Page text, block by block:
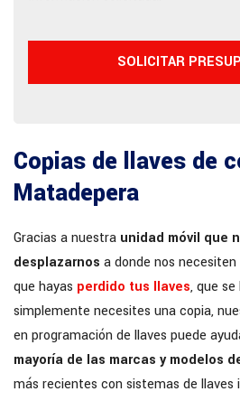
Copias de llaves de
Matadepera
Gracias a nuestra unidad móvil que
desplazarnos a donde nos
que hayas perdido tus llaves, que se
simplemente necesites una copia,
en programación de llaves puede
mayoría de las marcas y modelos
más recientes con sistemas de